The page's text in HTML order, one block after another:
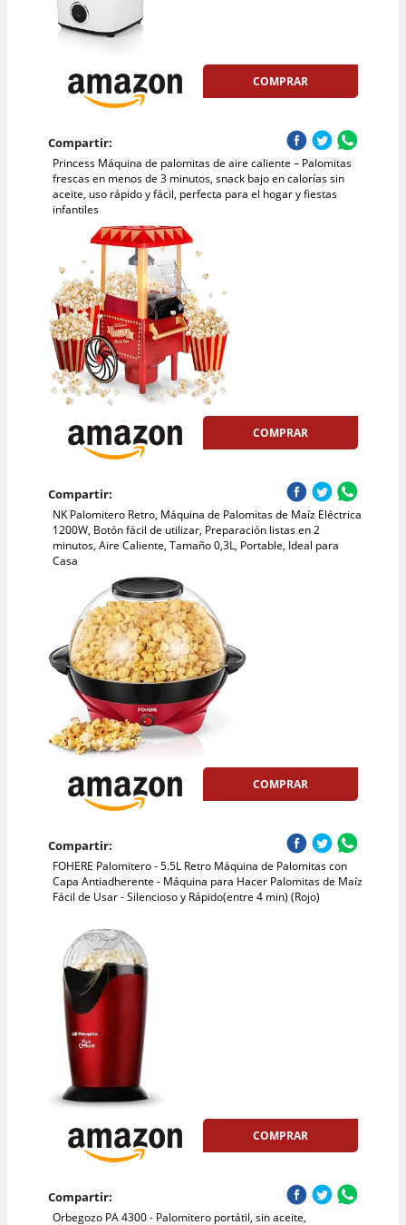
COMPRAR
Compartir:
Princess Máquina de palomitas de aire caliente – Palomitas
frescas en menos de 3 minutos, snack bajo en calorías sin
aceite, uso rápido y fácil, perfecta para el hogar y fiestas
infantiles
COMPRAR
Compartir:
NK Palomitero Retro, Máquina de Palomitas de Maíz Eléctrica
1200W, Botón fácil de utilizar, Preparación listas en 2
minutos, Aire Caliente, Tamaño 0,3L, Portable, Ideal para
Casa
COMPRAR
Compartir:
FOHERE Palomitero - 5.5L Retro Máquina de Palomitas con
Capa Antiadherente - Máquina para Hacer Palomitas de Maíz
Fácil de Usar - Silencioso y Rápido(entre 4 min) (Rojo)
COMPRAR
Compartir:
Orbegozo PA 4300 - Palomitero portátil, sin aceite,